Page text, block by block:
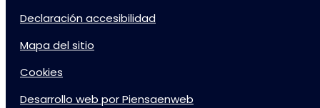
Declaración accesibilidad
Mapa del sitio
Cookies
Desarrollo web por Piensaenweb